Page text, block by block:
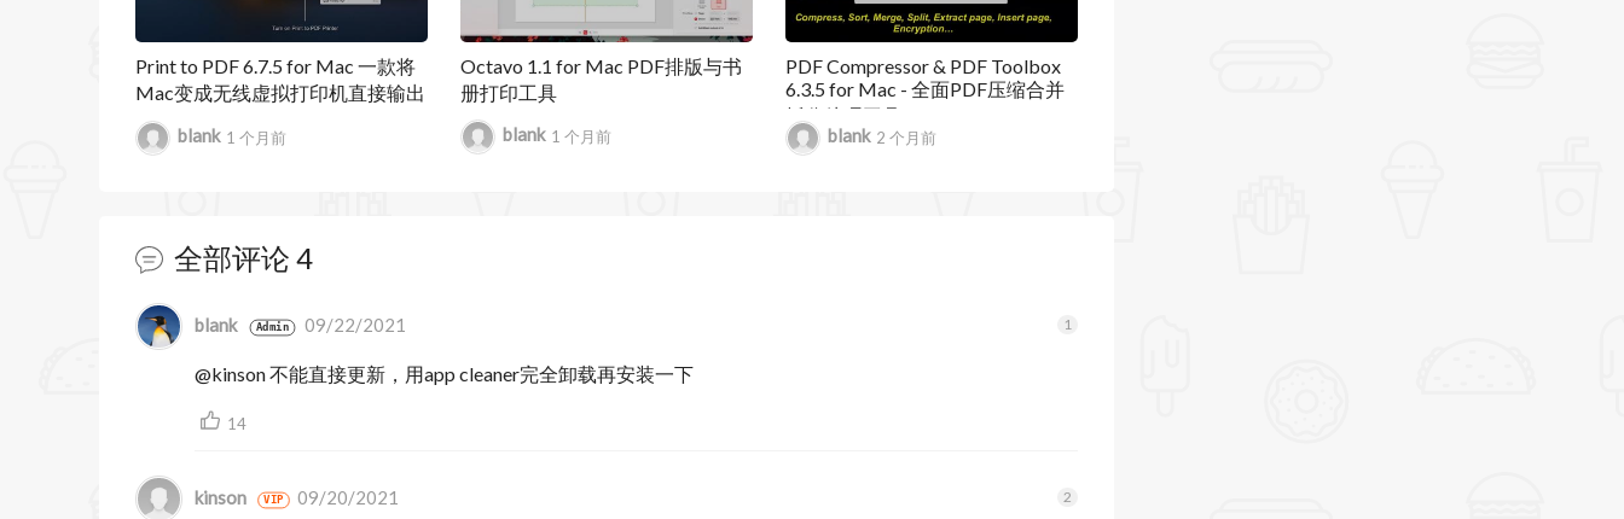
・图章 - 添加标准预设图章，如机密，批准，未批准，或自定义文字图章或者图片图章
・链接 - 将文字与PDF页面或邮件Email或网站快速链接，可编辑链接
・表格 - 创建/绘制表格，轻松编辑表格数据
PDF编辑
小和颜色等属性
创建、填写PDF表单
・创建和编辑表单。创建可填写的PDF表单，例如按钮，复选框，单选按钮，列表框和下拉列表
的PDF表单
Print to PDF 6.7.5 for Mac 一款将
Mac变成无线虚拟打印机直接输出
PDF的实用工具
blank 1 个月前
Octavo 1.1 for Mac PDF排版与书
册打印工具
blank 1 个月前
PDF Compressor & PDF Toolbox
6.3.5 for Mac - 全面PDF压缩合并
拆分处理工具
blank 2 个月前
全部评论 4
暂无跟帖
blank Admin 09/22/2021
@kinson 不能直接更新，用app cleaner完全卸载再安装一下
14
kinson VIP 09/20/2021